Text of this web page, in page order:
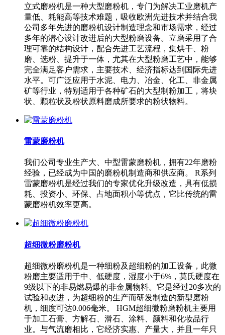
立式磨粉机是一种大型磨粉机，专门为解决工业磨机产
量低、耗能高等技术难题，吸收欧洲先进技术并结合我
公司多年先进的磨粉机设计制造理念和市场需求，经过
多年的潜心设计改进后的大型粉磨设备。立磨采用了合
理可靠的结构设计，配合先进工艺流程，集烘干、粉
磨、选粉、提升于一体，尤其在大型粉磨工艺中，能够
完全满足客户需求，主要技术、经济指标达到国际先进
水平。可广泛应用于水泥、电力、冶金、化工、非金属
矿等行业，特别适用于各种矿石的大型制粉加工，将块
状、颗粒状及粉状原料磨成所要求的粉状物料。
雷蒙磨粉机
我们公司专业生产大、中型雷蒙磨粉机，拥有22年磨粉
经验，已经成为中国的磨粉机制造商和供应商。 R系列
雷蒙磨粉机是经过我们的专家优化升级改造，具有低损
耗、投资小、环保、占地面积小等优点，它比传统的雷
蒙磨粉机效率更高。
超细微粉磨粉机
超细微粉磨粉机是一种细粉及超细粉的加工设备，此微
粉磨主要适用于中、低硬度，湿度小于6%，莫氏硬度在
9级以下的非易燃易爆的非金属物料。它是经过20多次的
试验和改进，为超细粉的生产而研发制造的新型磨粉
机，细度可达0.006毫米。 HGM超细微粉磨粉机主要用
于加工石膏、方解石、滑石、涂料、颜料和化妆品行
业。与气流磨相比，它经济实惠、产量大，并且一年只